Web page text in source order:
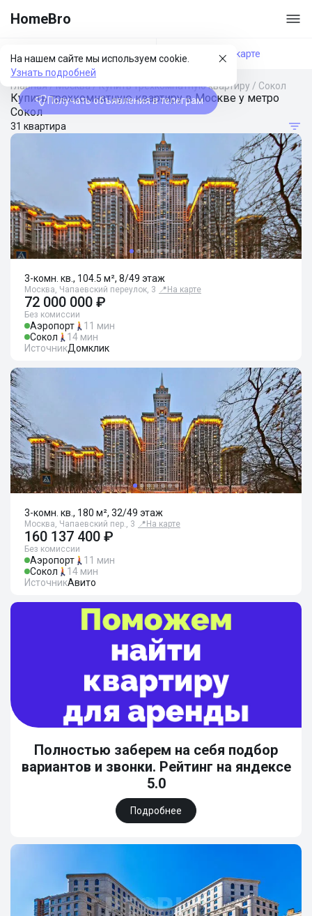
HomeBro
На нашем сайте мы используем cookie.
Узнать подробней
Получать объявления в телеграм
Фильтры На карте
Главная/Москва/Купить трехкомнатную квартиру / Сокол
Купить трехкомнатную квартиру в Москве у метро
Сокол
31 квартира
3-комн. кв., 104.5 м², 8/49 этаж
Москва, Чапаевский переулок, 3 📍 На карте
72 000 000 ₽
Без комиссии
Аэропорт
11 мин
Сокол
14 мин
ИсточникДомклик
3-комн. кв., 180 м², 32/49 этаж
Москва, Чапаевский пер., 3 📍 На карте
160 137 400 ₽
Без комиссии
Аэропорт
11 мин
Сокол
14 мин
ИсточникАвито
Полностью заберем на себя подбор
вариантов и звонки. Рейтинг на яндексе
5.0
Подробнее